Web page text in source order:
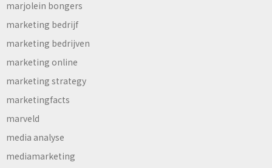
marjolein bongers
marketing bedrijf
marketing bedrijven
marketing online
marketing strategy
marketingfacts
marveld
media analyse
mediamarketing